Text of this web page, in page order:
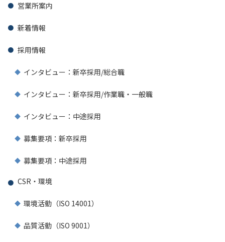
営業所案内
新着情報
採用情報
インタビュー：新卒採用/総合職
インタビュー：新卒採用/作業職・一般職
インタビュー：中途採用
募集要項：新卒採用
募集要項：中途採用
CSR・環境
環境活動（ISO 14001）
品質活動（ISO 9001）